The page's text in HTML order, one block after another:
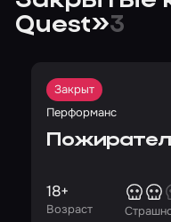
Quest»3
Закрыт
Перформанс
Возраст
18+